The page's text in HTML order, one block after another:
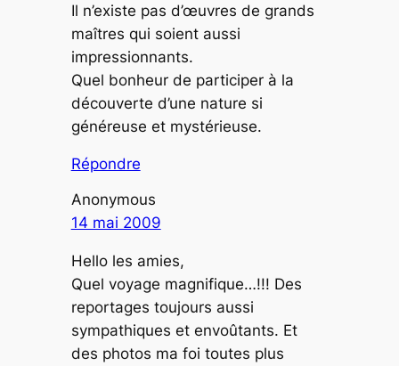
Il n’existe pas d’œuvres de grands
maîtres qui soient aussi
impressionnants.
Quel bonheur de participer à la
découverte d’une nature si
généreuse et mystérieuse.
Répondre
Anonymous
14 mai 2009
Hello les amies,
Quel voyage magnifique…!!! Des
reportages toujours aussi
sympathiques et envoûtants. Et
des photos ma foi toutes plus